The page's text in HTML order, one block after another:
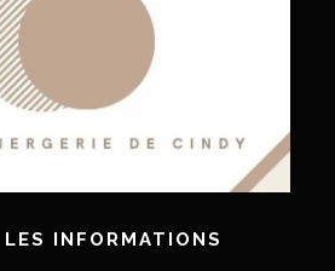
INFORMATIONS